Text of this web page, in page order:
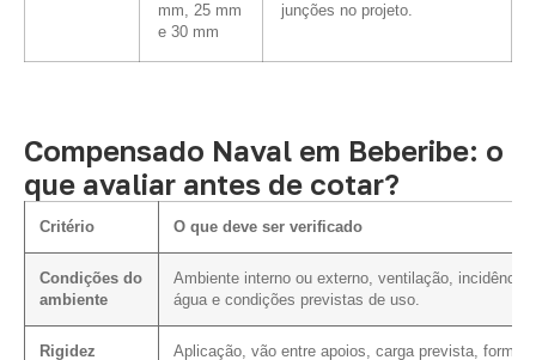
mm, 25 mm
e 30 mm
junções no projeto.
Compensado Naval em Beberibe: o
que avaliar antes de cotar?
Critério O que deve ser verificado
Condições do
ambiente
Ambiente interno ou externo, ventilação, incidência
água e condições previstas de uso.
Rigidez
Aplicação, vão entre apoios, carga prevista, forma